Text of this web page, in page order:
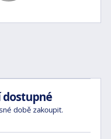
dostupné
době zakoupit.